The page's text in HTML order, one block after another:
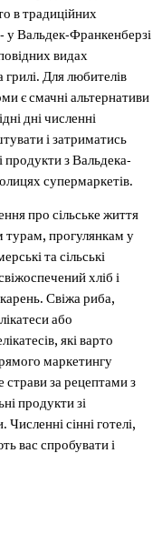
в традиційних
у Вальдек-Франкенберзі
видах
Для любителів
є смачні альтернативи
дні численні
і затриматись
продукти з Вальдека-
супермаркетів.
про сільське життя
турам, прогулянкам у
та сільські
хліб і
Свіжа риба,
або
які варто
маркетингу
за рецептами з
продукти зі
сінні готелі,
вас спробувати і